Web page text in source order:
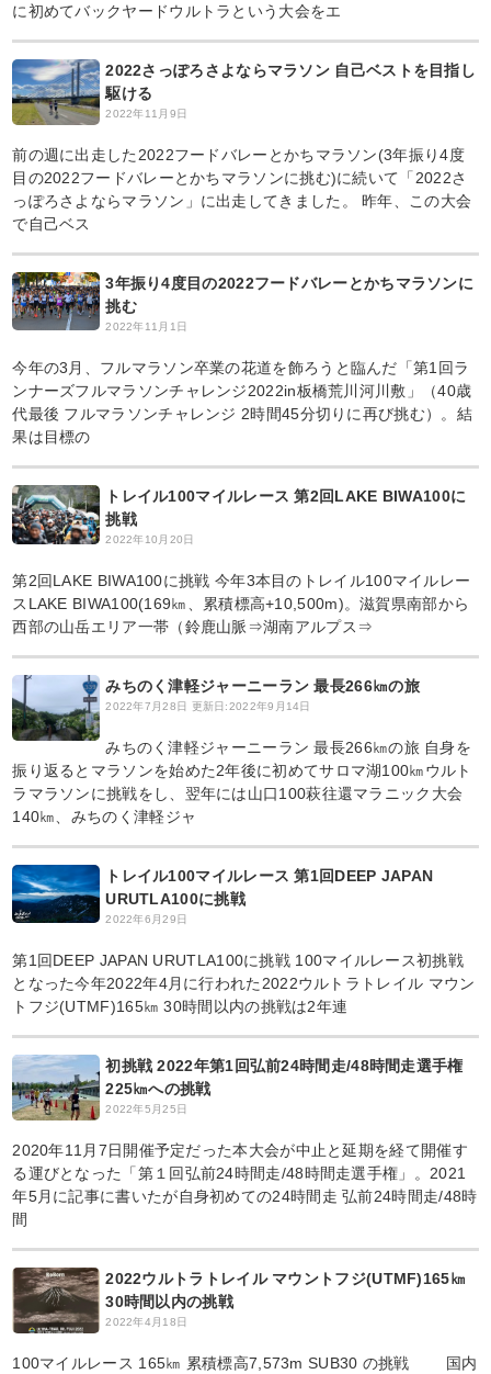
に初めてバックヤードウルトラという大会をエ
2022さっぽろさよならマラソン 自己ベストを目指し
駆ける
2022年11月9日
前の週に出走した2022フードバレーとかちマラソン(3年振り4度
目の2022フードバレーとかちマラソンに挑む)に続いて「2022さ
っぽろさよならマラソン」に出走してきました。 昨年、この大会
で自己ベス
3年振り4度目の2022フードバレーとかちマラソンに
挑む
2022年11月1日
今年の3月、フルマラソン卒業の花道を飾ろうと臨んだ「第1回ラ
ンナーズフルマラソンチャレンジ2022in板橋荒川河川敷」（40歳
代最後 フルマラソンチャレンジ 2時間45分切りに再び挑む）。結
果は目標の
トレイル100マイルレース 第2回LAKE BIWA100に
挑戦
2022年10月20日
第2回LAKE BIWA100に挑戦 今年3本目のトレイル100マイルレー
スLAKE BIWA100(169㎞、累積標高+10,500m)。滋賀県南部から
西部の山岳エリア一帯（鈴鹿山脈⇒湖南アルプス⇒
みちのく津軽ジャーニーラン 最長266㎞の旅
2022年7月28日 更新日:2022年9月14日
みちのく津軽ジャーニーラン 最長266㎞の旅 自身を
振り返るとマラソンを始めた2年後に初めてサロマ湖100㎞ウルト
ラマラソンに挑戦をし、翌年には山口100萩往還マラニック大会
140㎞、みちのく津軽ジャ
トレイル100マイルレース 第1回DEEP JAPAN
URUTLA100に挑戦
2022年6月29日
第1回DEEP JAPAN URUTLA100に挑戦 100マイルレース初挑戦
となった今年2022年4月に行われた2022ウルトラトレイル マウン
トフジ(UTMF)165㎞ 30時間以内の挑戦は2年連
初挑戦 2022年第1回弘前24時間走/48時間走選手権
225㎞への挑戦
2022年5月25日
2020年11月7日開催予定だった本大会が中止と延期を経て開催す
る運びとなった「第１回弘前24時間走/48時間走選手権」。2021
年5月に記事に書いたが自身初めての24時間走 弘前24時間走/48時
間
2022ウルトラトレイル マウントフジ(UTMF)165㎞
30時間以内の挑戦
2022年4月18日
100マイルレース 165㎞ 累積標高7,573m SUB30 の挑戦 国内